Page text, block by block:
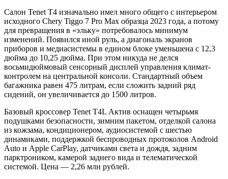
Салон Tenet T4 изначально имел много общего с интерьером
исходного Chery Tiggo 7 Pro Max образца 2023 года, а потому
для превращения в «эльку» потребовалось минимум
изменений. Появился иной руль, а диагональ экранов
приборов и медиасистемы в едином блоке уменьшена с 12,3
дюйма до 10,25 дюйма. При этом никуда не делся
восьмидюймовый сенсорный дисплей управления климат-
контролем на центральной консоли. Стандартный объем
багажника равен 475 литрам, если сложить задний ряд
сидений, он увеличивается до 1500 литров.
Базовый кроссовер Tenet T4L Актив оснащен четырьмя
подушками безопасности, зимним пакетом, отделкой салона
из кожзама, кондиционером, аудиосистемой с шестью
динамиками, поддержкой беспроводных протоколов Android
Auto и Apple CarPlay, датчиками света и дождя, задним
парктроником, камерой заднего вида и телематической
системой. Цена — 2,26 млн рублей.